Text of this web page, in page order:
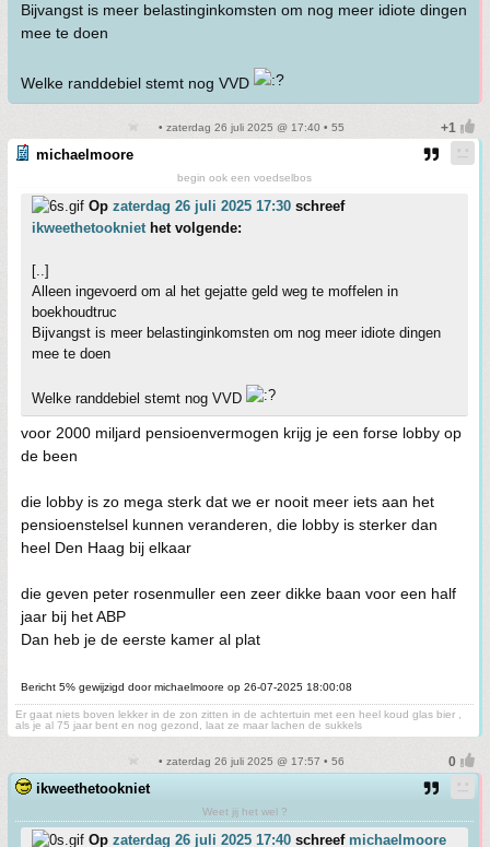
Bijvangst is meer belastinginkomsten om nog meer idiote dingen
mee te doen
Welke randdebiel stemt nog VVD
• zaterdag 26 juli 2025 @ 17:40 • 55
michaelmoore
begin ook een voedselbos
Op zaterdag 26 juli 2025 17:30 schreef
ikweethetookniethet volgende:
[..]
Alleen ingevoerd om al het gejatte geld weg te moffelen in
boekhoudtruc
Bijvangst is meer belastinginkomsten om nog meer idiote dingen
mee te doen
Welke randdebiel stemt nog VVD
voor 2000 miljard pensioenvermogen krijg je een forse lobby op
de been
die lobby is zo mega sterk dat we er nooit meer iets aan het
pensioenstelsel kunnen veranderen, die lobby is sterker dan
heel Den Haag bij elkaar
die geven peter rosenmuller een zeer dikke baan voor een half
jaar bij het ABP
Dan heb je de eerste kamer al plat
Bericht 5% gewijzigd door michaelmoore op 26-07-2025 18:00:08
Er gaat niets boven lekker in de zon zitten in de achtertuin met een heel koud glas bier ,
als je al 75 jaar bent en nog gezond, laat ze maar lachen de sukkels
• zaterdag 26 juli 2025 @ 17:57 • 56
ikweethetookniet
Weet jij het wel ?
Op zaterdag 26 juli 2025 17:40 schreef michaelmoore